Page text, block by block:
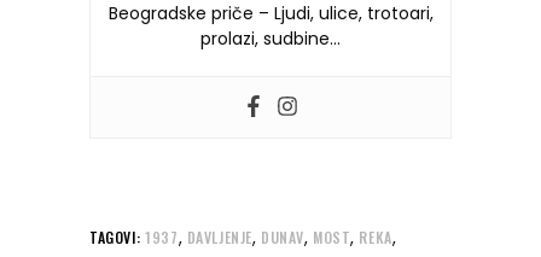
Beogradske priče – Ljudi, ulice, trotoari,
prolazi, sudbine…
TAGOVI: 1937, DAVLJENJE, DUNAV, MOST, REKA,